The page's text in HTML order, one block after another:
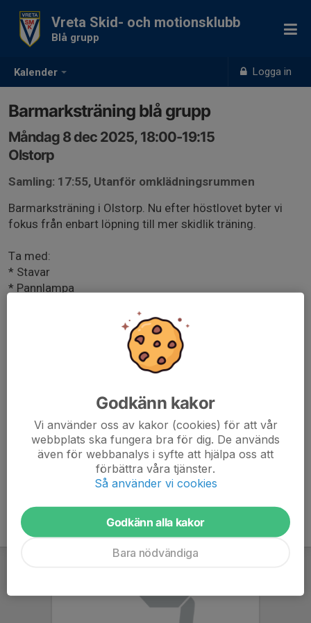
Kalender Logga in
Vreta Skid- och motionsklubb
Blå grupp
Barmarksträning blå grupp
Måndag 8 dec 2025, 18:00-19:15
Olstorp
Samling: 17:55, Utanför omklädningsrummen
Barmarksträning i Olstorp. Nu efter höstlovet byter vi
fokus från enbart löpning till mer skidlik träning.
Ta med:
* Stavar
* Pannlampa
Kom ihåg att det kan vara blött och lerigt så se till att ha
Ta med vatten och extra energi.
Hjälp tränarna att planera träningen genom att svara på
kallelsen minst 24 timmar innan träningens start. Helst
så fort som möjligt.
Godkänn kakor
Vi använder oss av kakor (cookies) för att vår
webbplats ska fungera bra för dig. De används
även för webbanalys i syfte att hjälpa oss att
förbättra våra tjänster.
Så använder vi cookies
Godkänn alla kakor
Bara nödvändiga